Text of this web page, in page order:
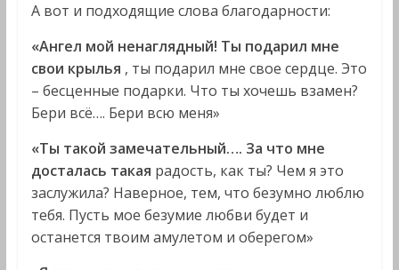
А вот и подходящие слова благодарности:
«Ангел мой ненаглядный! Ты подарил мне
свои крылья , ты подарил мне свое сердце. Это
– бесценные подарки. Что ты хочешь взамен?
Бери всё…. Бери всю меня»
«Ты такой замечательный…. За что мне
досталась такая радость, как ты? Чем я это
заслужила? Наверное, тем, что безумно люблю
тебя. Пусть мое безумие любви будет и
останется твоим амулетом и оберегом»